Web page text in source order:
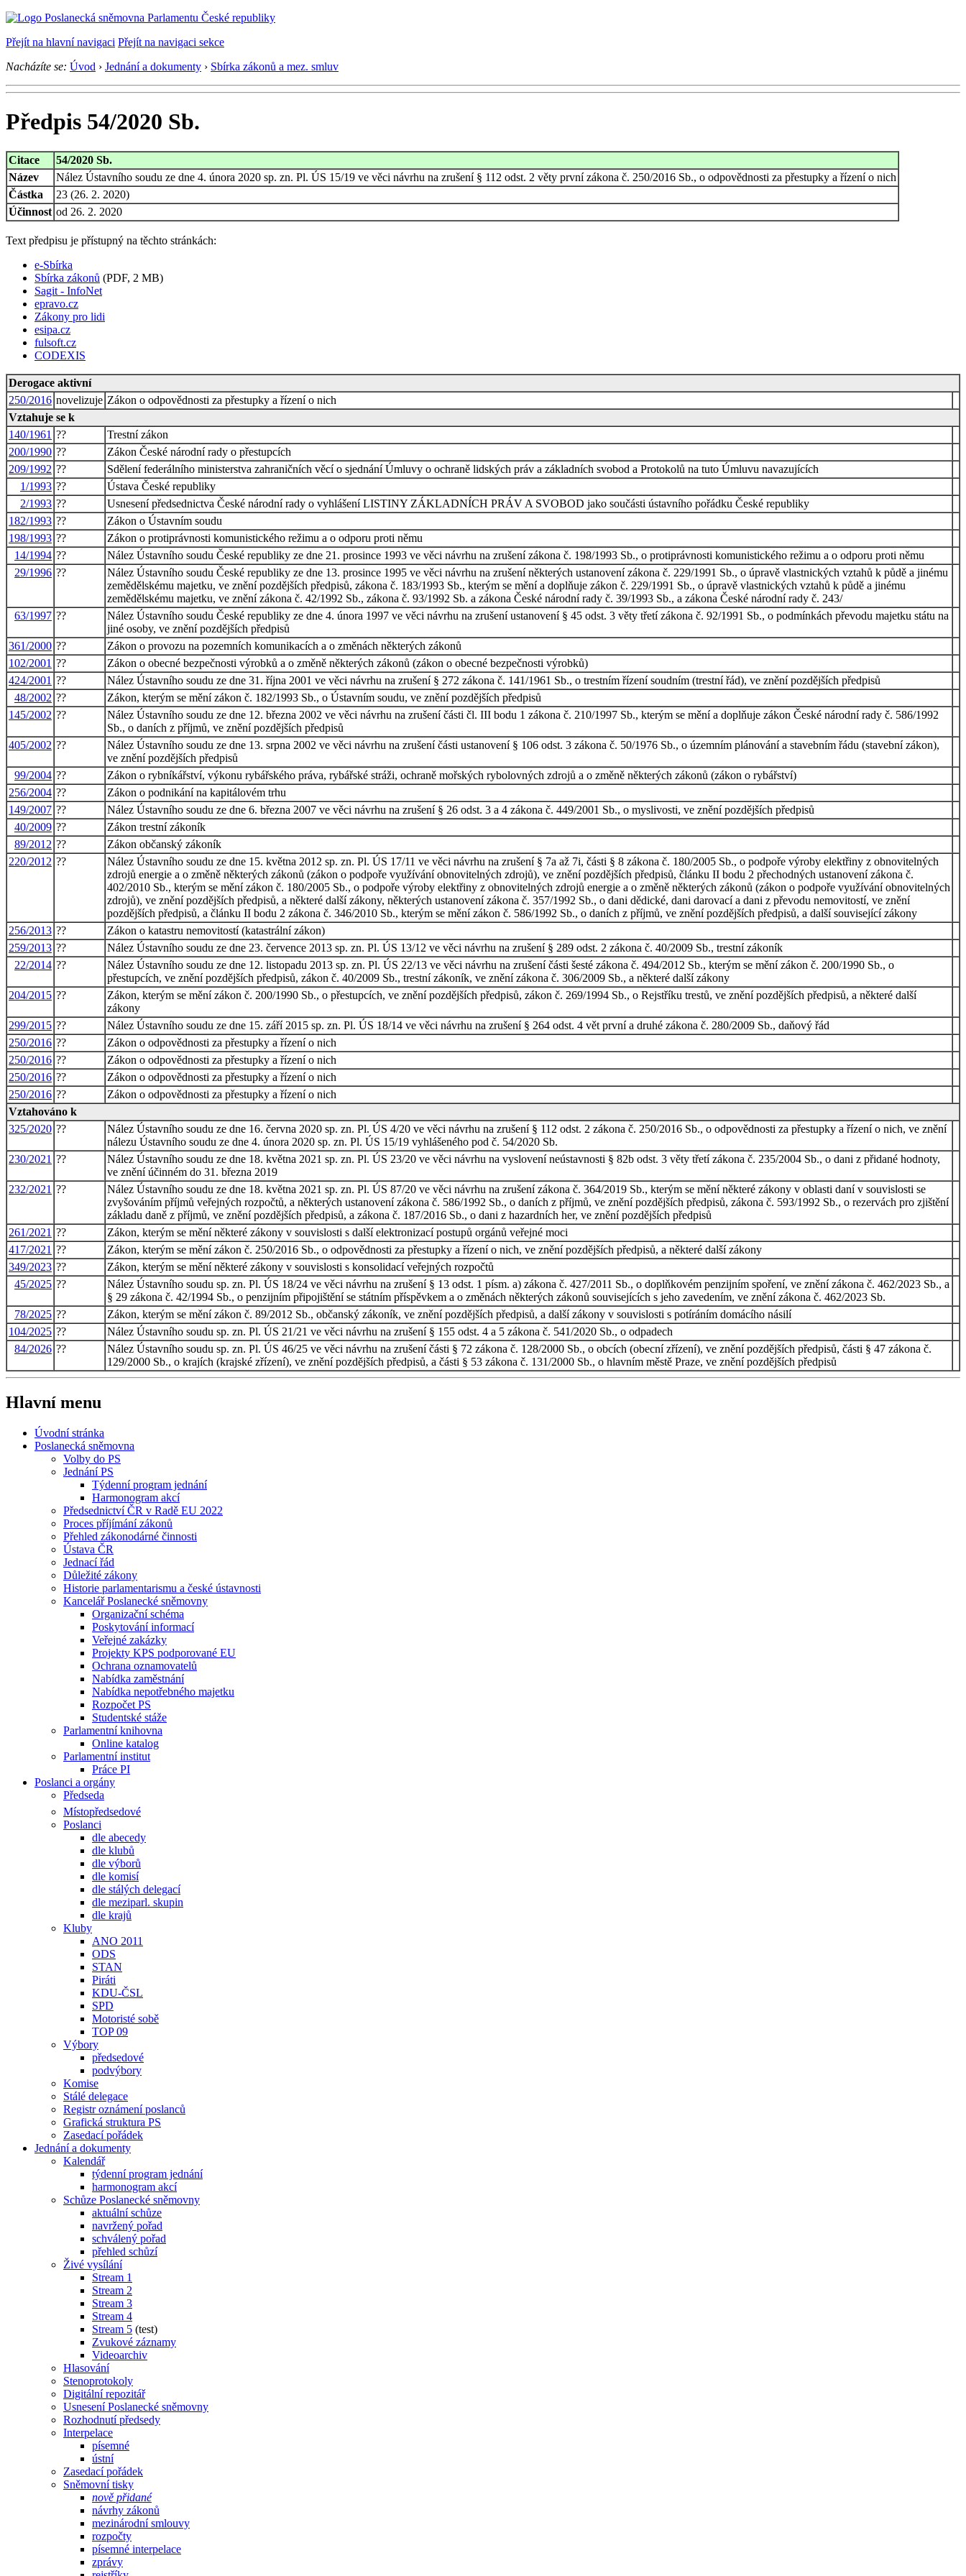
Přejít na hlavní navigaci Přejít na navigaci sekce
Nacházíte se: Úvod › Jednání a dokumenty › Sbírka zákonů a mez. smluv
Předpis 54/2020 Sb.
Citace
54/2020 Sb.
Název
Nález Ústavního soudu ze dne 4. února 2020 sp. zn. Pl. ÚS 15/19 ve věci návrhu na zrušení § 112 odst. 2 věty první zákona č. 250/2016 Sb., o odpovědnosti za přestupky a řízení o nich
Částka
23 (26. 2. 2020)
Účinnost od 26. 2. 2020
Text předpisu je přístupný na těchto stránkách:
e-Sbírka
Sbírka zákonů (PDF, 2 MB)
Sagit - InfoNet
epravo.cz
Zákony pro lidi
esipa.cz
fulsoft.cz
CODEXIS
Derogace aktivní
250/2016 novelizuje Zákon o odpovědnosti za přestupky a řízení o nich
Vztahuje se k
140/1961 ??
Trestní zákon
200/1990 ??
Zákon České národní rady o přestupcích
209/1992 ??
Sdělení federálního ministerstva zahraničních věcí o sjednání Úmluvy o ochraně lidských práv a základních svobod a Protokolů na tuto Úmluvu navazujících
1/1993 ??
Ústava České republiky
2/1993 ??
Usnesení předsednictva České národní rady o vyhlášení LISTINY ZÁKLADNÍCH PRÁV A SVOBOD jako součásti ústavního pořádku České republiky
182/1993 ??
Zákon o Ústavním soudu
198/1993 ??
Zákon o protiprávnosti komunistického režimu a o odporu proti němu
14/1994 ??
Nález Ústavního soudu České republiky ze dne 21. prosince 1993 ve věci návrhu na zrušení zákona č. 198/1993 Sb., o protiprávnosti komunistického režimu a o odporu proti němu
29/1996 ??
Nález Ústavního soudu České republiky ze dne 13. prosince 1995 ve věci návrhu na zrušení některých ustanovení zákona č. 229/1991 Sb., o úpravě vlastnických vztahů k půdě a jinému
zemědělskému majetku, ve znění pozdějších předpisů, zákona č. 183/1993 Sb., kterým se mění a doplňuje zákon č. 229/1991 Sb., o úpravě vlastnických vztahů k půdě a jinému
zemědělskému majetku, ve znění zákona č. 42/1992 Sb., zákona č. 93/1992 Sb. a zákona České národní rady č. 39/1993 Sb., a zákona České národní rady č. 243/
63/1997 ??
Nález Ústavního soudu České republiky ze dne 4. února 1997 ve věci návrhu na zrušení ustanovení § 45 odst. 3 věty třetí zákona č. 92/1991 Sb., o podmínkách převodu majetku státu na
jiné osoby, ve znění pozdějších předpisů
361/2000 ??
Zákon o provozu na pozemních komunikacích a o změnách některých zákonů
102/2001 ??
Zákon o obecné bezpečnosti výrobků a o změně některých zákonů (zákon o obecné bezpečnosti výrobků)
424/2001 ??
Nález Ústavního soudu ze dne 31. října 2001 ve věci návrhu na zrušení § 272 zákona č. 141/1961 Sb., o trestním řízení soudním (trestní řád), ve znění pozdějších předpisů
48/2002 ??
Zákon, kterým se mění zákon č. 182/1993 Sb., o Ústavním soudu, ve znění pozdějších předpisů
145/2002 ??
Nález Ústavního soudu ze dne 12. března 2002 ve věci návrhu na zrušení části čl. III bodu 1 zákona č. 210/1997 Sb., kterým se mění a doplňuje zákon České národní rady č. 586/1992
Sb., o daních z příjmů, ve znění pozdějších předpisů
405/2002 ??
Nález Ústavního soudu ze dne 13. srpna 2002 ve věci návrhu na zrušení části ustanovení § 106 odst. 3 zákona č. 50/1976 Sb., o územním plánování a stavebním řádu (stavební zákon),
ve znění pozdějších předpisů
99/2004 ??
Zákon o rybníkářství, výkonu rybářského práva, rybářské stráži, ochraně mořských rybolovných zdrojů a o změně některých zákonů (zákon o rybářství)
256/2004 ??
Zákon o podnikání na kapitálovém trhu
149/2007 ??
Nález Ústavního soudu ze dne 6. března 2007 ve věci návrhu na zrušení § 26 odst. 3 a 4 zákona č. 449/2001 Sb., o myslivosti, ve znění pozdějších předpisů
40/2009 ??
Zákon trestní zákoník
89/2012 ??
Zákon občanský zákoník
220/2012 ??
Nález Ústavního soudu ze dne 15. května 2012 sp. zn. Pl. ÚS 17/11 ve věci návrhu na zrušení § 7a až 7i, části § 8 zákona č. 180/2005 Sb., o podpoře výroby elektřiny z obnovitelných
zdrojů energie a o změně některých zákonů (zákon o podpoře využívání obnovitelných zdrojů), ve znění pozdějších předpisů, článku II bodu 2 přechodných ustanovení zákona č.
402/2010 Sb., kterým se mění zákon č. 180/2005 Sb., o podpoře výroby elektřiny z obnovitelných zdrojů energie a o změně některých zákonů (zákon o podpoře využívání obnovitelných
zdrojů), ve znění pozdějších předpisů, a některé další zákony, některých ustanovení zákona č. 357/1992 Sb., o dani dědické, dani darovací a dani z převodu nemovitostí, ve znění
pozdějších předpisů, a článku II bodu 2 zákona č. 346/2010 Sb., kterým se mění zákon č. 586/1992 Sb., o daních z příjmů, ve znění pozdějších předpisů, a další související zákony
256/2013 ??
Zákon o katastru nemovitostí (katastrální zákon)
259/2013 ??
Nález Ústavního soudu ze dne 23. července 2013 sp. zn. Pl. ÚS 13/12 ve věci návrhu na zrušení § 289 odst. 2 zákona č. 40/2009 Sb., trestní zákoník
22/2014 ??
Nález Ústavního soudu ze dne 12. listopadu 2013 sp. zn. Pl. ÚS 22/13 ve věci návrhu na zrušení části šesté zákona č. 494/2012 Sb., kterým se mění zákon č. 200/1990 Sb., o
přestupcích, ve znění pozdějších předpisů, zákon č. 40/2009 Sb., trestní zákoník, ve znění zákona č. 306/2009 Sb., a některé další zákony
204/2015 ??
Zákon, kterým se mění zákon č. 200/1990 Sb., o přestupcích, ve znění pozdějších předpisů, zákon č. 269/1994 Sb., o Rejstříku trestů, ve znění pozdějších předpisů, a některé další
zákony
299/2015 ??
Nález Ústavního soudu ze dne 15. září 2015 sp. zn. Pl. ÚS 18/14 ve věci návrhu na zrušení § 264 odst. 4 vět první a druhé zákona č. 280/2009 Sb., daňový řád
250/2016 ??
Zákon o odpovědnosti za přestupky a řízení o nich
250/2016 ??
Zákon o odpovědnosti za přestupky a řízení o nich
250/2016 ??
Zákon o odpovědnosti za přestupky a řízení o nich
250/2016 ??
Zákon o odpovědnosti za přestupky a řízení o nich
Vztahováno k
325/2020 ??
Nález Ústavního soudu ze dne 16. června 2020 sp. zn. Pl. ÚS 4/20 ve věci návrhu na zrušení § 112 odst. 2 zákona č. 250/2016 Sb., o odpovědnosti za přestupky a řízení o nich, ve znění
nálezu Ústavního soudu ze dne 4. února 2020 sp. zn. Pl. ÚS 15/19 vyhlášeného pod č. 54/2020 Sb.
230/2021 ??
Nález Ústavního soudu ze dne 18. května 2021 sp. zn. Pl. ÚS 23/20 ve věci návrhu na vyslovení neústavnosti § 82b odst. 3 věty třetí zákona č. 235/2004 Sb., o dani z přidané hodnoty,
ve znění účinném do 31. března 2019
232/2021 ??
Nález Ústavního soudu ze dne 18. května 2021 sp. zn. Pl. ÚS 87/20 ve věci návrhu na zrušení zákona č. 364/2019 Sb., kterým se mění některé zákony v oblasti daní v souvislosti se
zvyšováním příjmů veřejných rozpočtů, a některých ustanovení zákona č. 586/1992 Sb., o daních z příjmů, ve znění pozdějších předpisů, zákona č. 593/1992 Sb., o rezervách pro zjištění
základu daně z příjmů, ve znění pozdějších předpisů, a zákona č. 187/2016 Sb., o dani z hazardních her, ve znění pozdějších předpisů
261/2021 ??
Zákon, kterým se mění některé zákony v souvislosti s další elektronizací postupů orgánů veřejné moci
417/2021 ??
Zákon, kterým se mění zákon č. 250/2016 Sb., o odpovědnosti za přestupky a řízení o nich, ve znění pozdějších předpisů, a některé další zákony
349/2023 ??
Zákon, kterým se mění některé zákony v souvislosti s konsolidací veřejných rozpočtů
45/2025 ??
Nález Ústavního soudu sp. zn. Pl. ÚS 18/24 ve věci návrhu na zrušení § 13 odst. 1 písm. a) zákona č. 427/2011 Sb., o doplňkovém penzijním spoření, ve znění zákona č. 462/2023 Sb., a
§ 29 zákona č. 42/1994 Sb., o penzijním připojištění se státním příspěvkem a o změnách některých zákonů souvisejících s jeho zavedením, ve znění zákona č. 462/2023 Sb.
78/2025 ??
Zákon, kterým se mění zákon č. 89/2012 Sb., občanský zákoník, ve znění pozdějších předpisů, a další zákony v souvislosti s potíráním domácího násilí
104/2025 ??
Nález Ústavního soudu sp. zn. Pl. ÚS 21/21 ve věci návrhu na zrušení § 155 odst. 4 a 5 zákona č. 541/2020 Sb., o odpadech
84/2026 ??
Nález Ústavního soudu sp. zn. Pl. ÚS 46/25 ve věci návrhu na zrušení části § 72 zákona č. 128/2000 Sb., o obcích (obecní zřízení), ve znění pozdějších předpisů, části § 47 zákona č.
129/2000 Sb., o krajích (krajské zřízení), ve znění pozdějších předpisů, a části § 53 zákona č. 131/2000 Sb., o hlavním městě Praze, ve znění pozdějších předpisů
Hlavní menu
Úvodní stránka
Poslanecká sněmovna
Volby do PS
Jednání PS
Týdenní program jednání
Harmonogram akcí
Předsednictví ČR v Radě EU 2022
Proces příjímání zákonů
Přehled zákonodárné činnosti
Ústava ČR
Jednací řád
Důležité zákony
Historie parlamentarismu a české ústavnosti
Kancelář Poslanecké sněmovny
Organizační schéma
Poskytování informací
Veřejné zakázky
Projekty KPS podporované EU
Ochrana oznamovatelů
Nabídka zaměstnání
Nabídka nepotřebného majetku
Rozpočet PS
Studentské stáže
Parlamentní knihovna
Online katalog
Parlamentní institut
Práce PI
Poslanci a orgány
Předseda
Místopředsedové
Poslanci
dle abecedy
dle klubů
dle výborů
dle komisí
dle stálých delegací
dle meziparl. skupin
dle krajů
Kluby
ANO 2011
ODS
STAN
Piráti
KDU-ČSL
SPD
Motoristé sobě
TOP 09
Výbory
předsedové
podvýbory
Komise
Stálé delegace
Registr oznámení poslanců
Grafická struktura PS
Zasedací pořádek
Jednání a dokumenty
Kalendář
týdenní program jednání
harmonogram akcí
Schůze Poslanecké sněmovny
aktuální schůze
navržený pořad
schválený pořad
přehled schůzí
Živé vysílání
Stream 1
Stream 2
Stream 3
Stream 4
Stream 5 (test)
Zvukové záznamy
Videoarchiv
Hlasování
Stenoprotokoly
Digitální repozitář
Usnesení Poslanecké sněmovny
Rozhodnutí předsedy
Interpelace
písemné
ústní
Zasedací pořádek
Sněmovní tisky
nově přidané
návrhy zákonů
mezinárodní smlouvy
rozpočty
písemné interpelace
zprávy